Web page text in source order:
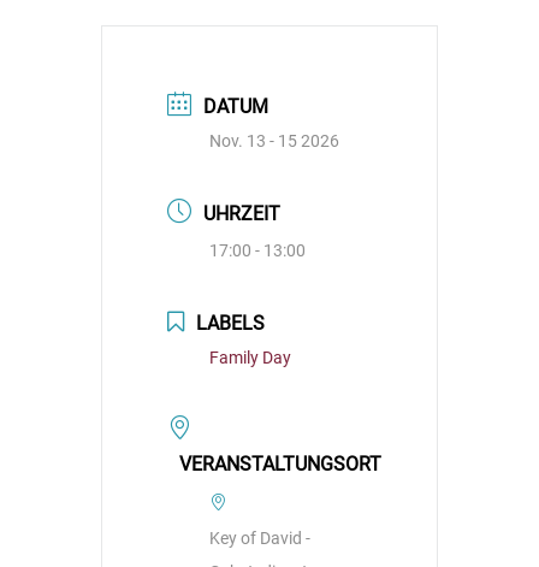
DATUM
Nov. 13 - 15 2026
UHRZEIT
17:00 - 13:00
LABELS
Family Day
VERANSTALTUNGSORT
Key of David -